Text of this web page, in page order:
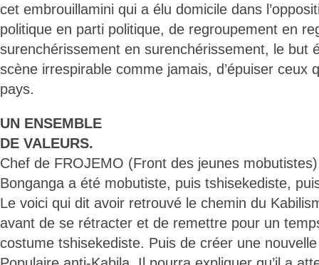
cet embrouillamini qui a élu domicile dans
politique en parti politique, de regroupement en
surenchérissement en surenchérissement, le but
scène irrespirable comme jamais, d’épuiser ceux
pays.
UN ENSEMBLE
DE VALEURS.
Chef de FROJEMO (Front des jeunes
Bonganga a été mobutiste, puis tshisekediste,
Le voici qui dit avoir retrouvé le chemin du
avant de se rétracter et de remettre pour un
costume tshisekediste. Puis de créer une